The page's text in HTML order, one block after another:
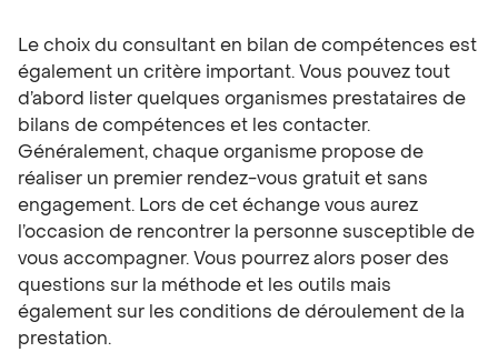
Le choix du consultant en bilan de compétences est
également un critère important. Vous pouvez tout
d’abord lister quelques organismes prestataires de
bilans de compétences et les contacter.
Généralement, chaque organisme propose de
réaliser un premier rendez-vous gratuit et sans
engagement. Lors de cet échange vous aurez
l’occasion de rencontrer la personne susceptible de
vous accompagner. Vous pourrez alors poser des
questions sur la méthode et les outils mais
également sur les conditions de déroulement de la
prestation.